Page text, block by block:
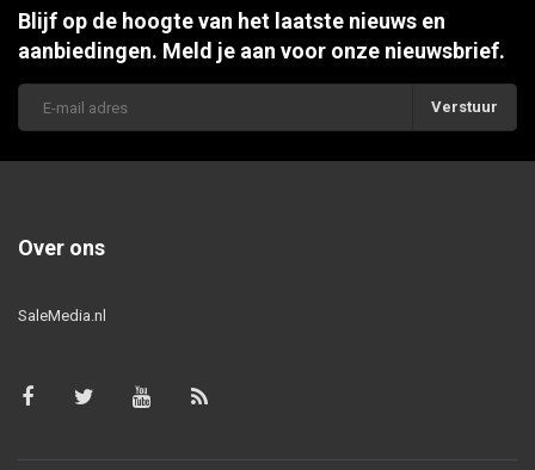
Blijf op de hoogte van het laatste nieuws en
aanbiedingen. Meld je aan voor onze nieuwsbrief.
Verstuur
Over ons
SaleMedia.nl